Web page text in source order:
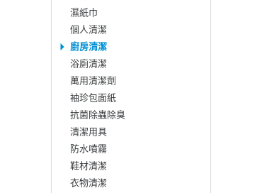
濕紙巾
個人清潔
廚房清潔
浴廁清潔
萬用清潔劑
袖珍包面紙
抗菌除蟲除臭
清潔用具
防水噴霧
鞋材清潔
衣物清潔